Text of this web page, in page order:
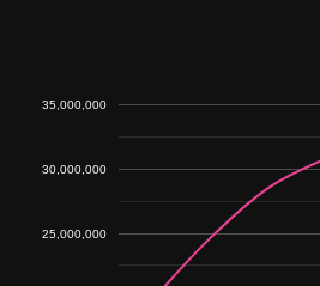
25,000,000
30,000,000
35,000,000